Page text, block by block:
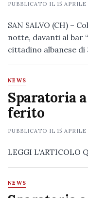
PUBBLICATO IL15 APRILE
SAN SALVO (CH) –
notte, davanti al bar
cittadino albanese di
NEWS
Sparatoria
ferito
PUBBLICATO IL15 APRILE
LEGGI L'ARTICOLO
NEWS